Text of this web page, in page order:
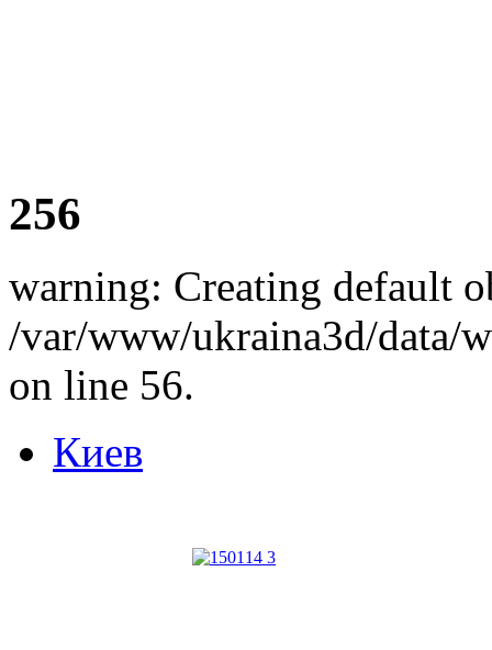
256
warning: Creating default
/var/www/ukraina3d/data/
on line 56.
Киев